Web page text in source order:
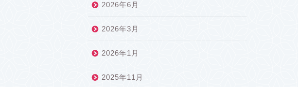
2026年6月
2026年3月
2026年1月
2025年11月